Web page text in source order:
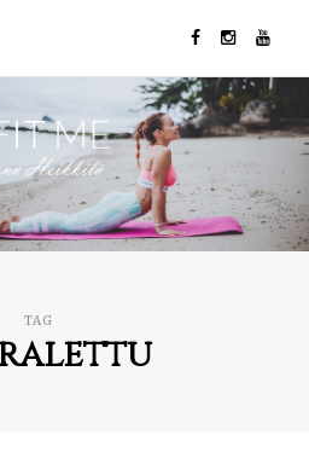
TAG